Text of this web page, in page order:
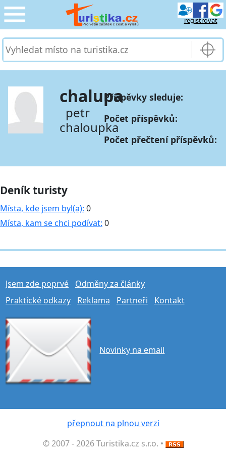
registrovat
CESTOVÁNÍ
SLUŽBY & DOPRAVA ›
PRO TURISTY ›
MOJE TURISTIKA ›
chalupa
petr
chaloupka
Příspěvky sleduje:
Počet příspěvků:
Počet přečtení příspěvků:
Deník turisty
Místa, kde jsem byl(a): 0
Místa, kam se chci podívat: 0
Jsem zde poprvé
Odměny za články
Praktické odkazy
Reklama Partneři Kontakt
Novinky na email
přepnout na plnou verzi
© 2007 - 2026 Turistika.cz s.r.o. •